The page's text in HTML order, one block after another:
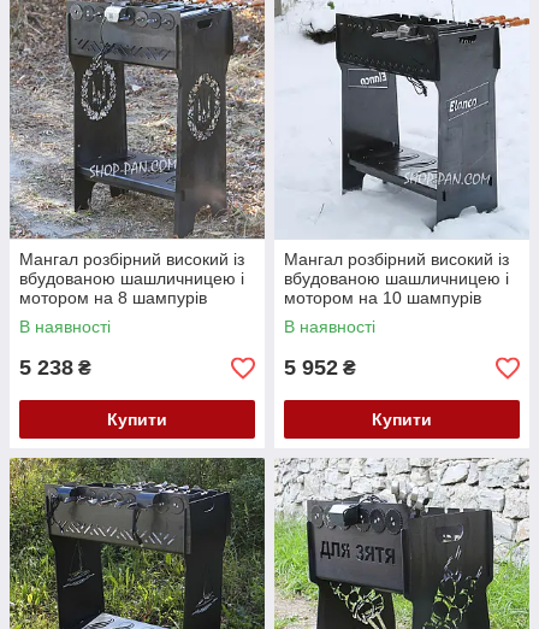
Мангал розбірний високий із
вбудованою шашличницею і
мотором на 8 шампурів
В наявності
5 238 ₴
Купити
Мангал розбірний високий із
вбудованою шашличницею і
мотором на 10 шампурів
В наявності
5 952 ₴
Купити